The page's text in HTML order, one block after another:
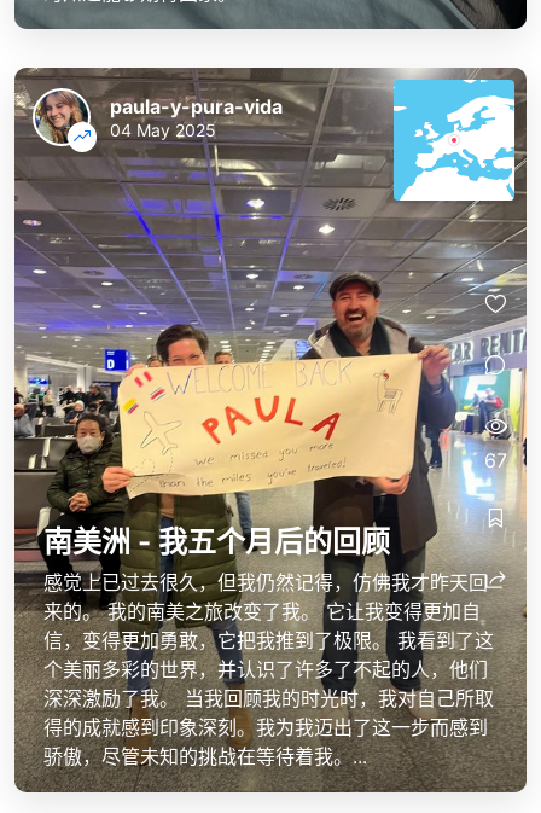
paula-y-pura-vida
paula-y-pura-vida
南美洲 - 我五个月后的回顾
感觉上已过去很久，但我仍然记得，仿佛我才昨天回
来的。 我的南美之旅改变了我。 它让我变得更加自
信，变得更加勇敢，它把我推到了极限。 我看到了这
个美丽多彩的世界，并认识了许多了不起的人，他们
深深激励了我。 当我回顾我的时光时，我对自己所取
得的成就感到印象深刻。我为我迈出了这一步而感到
骄傲，尽管未知的挑战在等待着我。...
paula-y-pura-vida
04 May 2025
67